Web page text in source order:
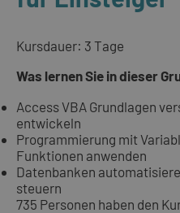
Kursdauer: 3 Tage
Was lernen Sie in dieser
Access VBA Grundlagen
entwickeln
Programmierung mit
Funktionen anwenden
Datenbanken
steuern
735 Personen haben den